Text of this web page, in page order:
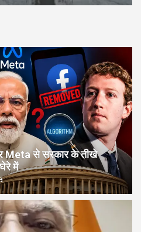
Meta से सरकार के तीखे
में